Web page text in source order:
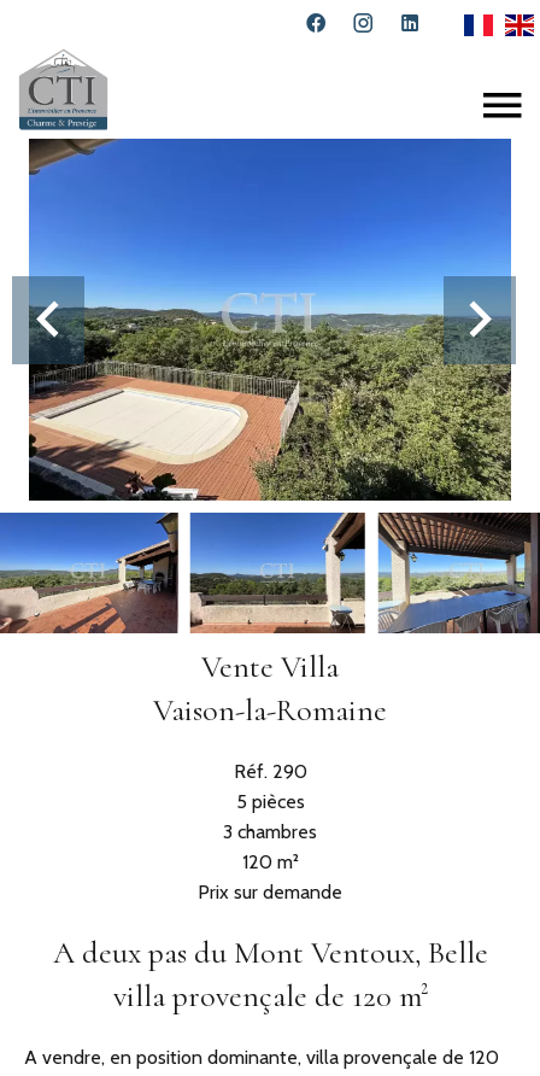
Vente Villa
Vaison-la-Romaine
Réf. 290
5 pièces
3 chambres
120 m²
Prix sur demande
A deux pas du Mont Ventoux, Belle
villa provençale de 120 m²
A vendre, en position dominante, villa provençale de 120